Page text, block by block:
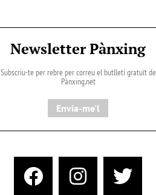
Newsletter Pànxing
Subscriu-te per rebre per correu el butlletí gratuït de
Pànxing.net​
Envia-me'l